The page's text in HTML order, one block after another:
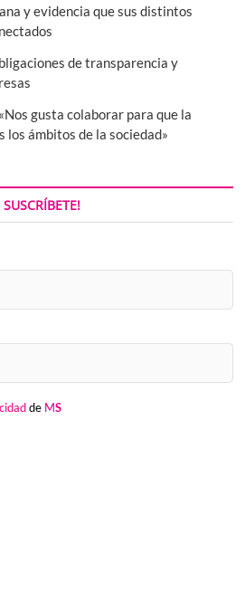
y evidencia que sus distintos
de transparencia y
gusta colaborar para que la
los ámbitos de la sociedad»
SUSCRÍBETE!
de MS